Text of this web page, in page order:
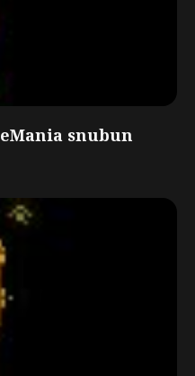
snubun